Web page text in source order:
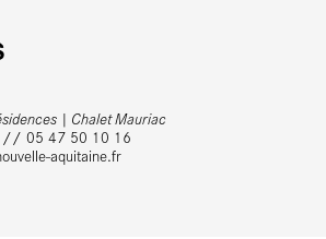
| Chalet Mauriac
// 05 47 50 10 16
aquitaine.fr